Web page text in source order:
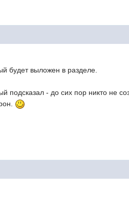
будет выложен в разделе.
подсказал - до сих пор никто не